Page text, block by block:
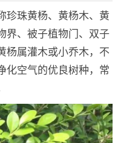
珍珠黄杨、黄杨木、黄
界、被子植物门、双子
杨属灌木或小乔木，不
化空气的优良树种，常